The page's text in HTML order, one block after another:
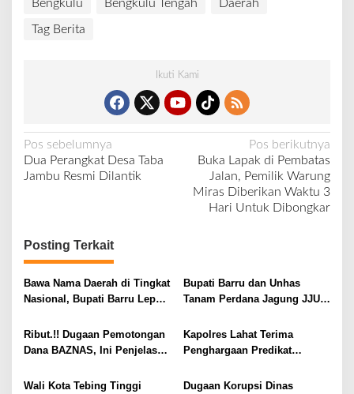
Bengkulu Bengkulu Tengah Daerah
Tag Berita
Ikuti Kami
N
a
g
a
s
i
p
o
Pos sebelumnya
Dua Perangkat Desa Taba
Jambu Resmi Dilantik
Pos berikutnya
Buka Lapak di Pembatas
Jalan, Pemilik Warung
Miras Diberikan Waktu 3
Hari Untuk Dibongkar
Posting Terkait
Bawa Nama Daerah di Tingkat
Nasional, Bupati Barru Lepas
XII
Bupati Barru dan Unhas
Tanam Perdana Jagung JJUH,
dan Kesejahteraan Petani
Ribut.!! Dugaan Pemotongan
Dana BAZNAS, Ini Penjelasan
Kapolres Lahat Terima
Penghargaan Predikat
Sumsel Tahun 2026
Wali Kota Tebing Tinggi
Dugaan Korupsi Dinas